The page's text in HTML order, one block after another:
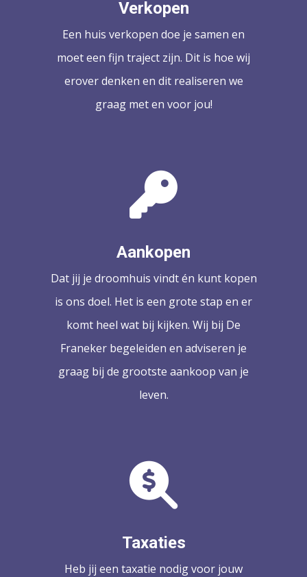
Verkopen
Een huis verkopen doe je samen en
moet een fijn traject zijn. Dit is hoe wij
erover denken en dit realiseren we
graag met en voor jou!
Aankopen
Dat jij je droomhuis vindt én kunt kopen
is ons doel. Het is een grote stap en er
komt heel wat bij kijken. Wij bij De
Franeker begeleiden en adviseren je
graag bij de grootste aankoop van je
leven.
Taxaties
Heb jij een taxatie nodig voor jouw